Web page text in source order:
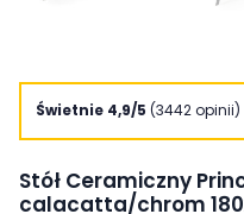
Świetnie 4,9/5 (3442 opinii)
Stół Ceramiczny
calacatta/chrom